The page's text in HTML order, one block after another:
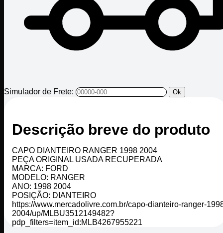
Simulador de Frete: Ok
Descrição breve do produto
CAPO DIANTEIRO RANGER 1998 2004
PEÇA ORIGINAL USADA RECUPERADA
MARCA: FORD
MODELO: RANGER
ANO: 1998 2004
POSIÇÃO: DIANTEIRO
https://www.mercadolivre.com.br/capo-dianteiro-ranger-
2004/up/MLBU3512149482?
pdp_filters=item_id:MLB4267955221